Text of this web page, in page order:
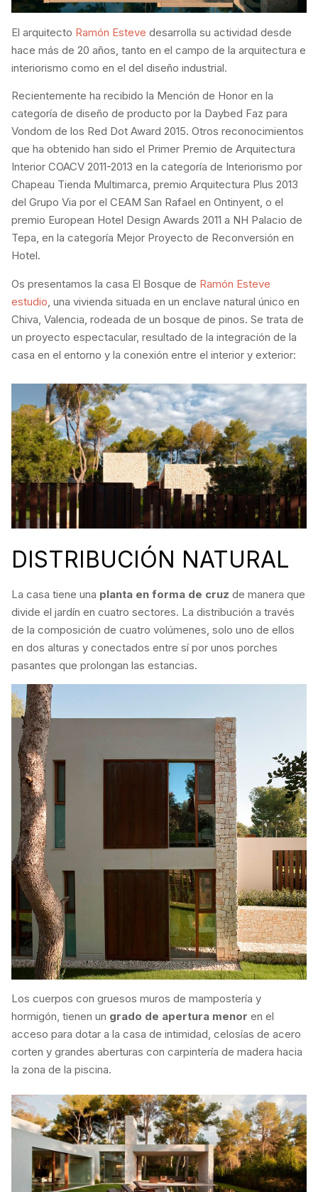
El arquitecto Ramón Esteve desarrolla su actividad desde
hace más de 20 años, tanto en el campo de la arquitectura e
interiorismo como en el del diseño industrial.
Recientemente ha recibido la Mención de Honor en la
categoría de diseño de producto por la Daybed Faz para
Vondom de los Red Dot Award 2015. Otros reconocimientos
que ha obtenido han sido el Primer Premio de Arquitectura
Interior COACV 2011-2013 en la categoría de Interiorismo por
Chapeau Tienda Multimarca, premio Arquitectura Plus 2013
del Grupo Via por el CEAM San Rafael en Ontinyent, o el
premio European Hotel Design Awards 2011 a NH Palacio de
Tepa, en la categoría Mejor Proyecto de Reconversión en
Hotel.
Os presentamos la casa El Bosque de Ramón Esteve
estudio , una vivienda situada en un enclave natural único en
Chiva, Valencia, rodeada de un bosque de pinos. Se trata de
un proyecto espectacular, resultado de la integración de la
casa en el entorno y la conexión entre el interior y exterior:
DISTRIBUCIÓN NATURAL
La casa tiene una planta en forma de cruz de manera que
divide el jardín en cuatro sectores. La distribución a través
de la composición de cuatro volúmenes, solo uno de ellos
en dos alturas y conectados entre sí por unos porches
pasantes que prolongan las estancias.
Los cuerpos con gruesos muros de mampostería y
hormigón, tienen un grado de apertura menor en el
acceso para dotar a la casa de intimidad, celosías de acero
corten y grandes aberturas con carpintería de madera hacia
la zona de la piscina.